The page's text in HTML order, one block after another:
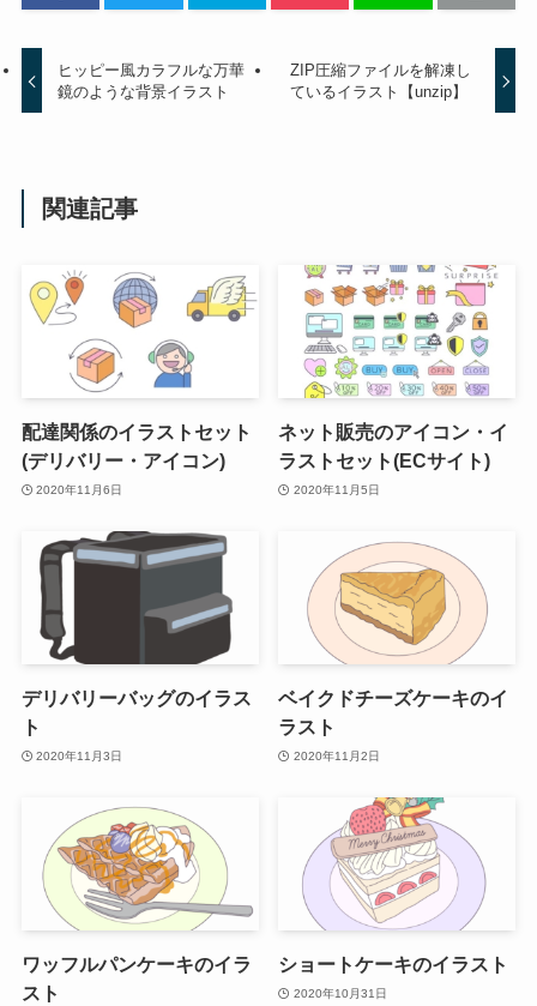
ヒッピー風カラフルな万華
鏡のような背景イラスト
ZIP圧縮ファイルを解凍し
ているイラスト【unzip】
関連記事
配達関係のイラストセット
(デリバリー・アイコン)
2020年11月6日
ネット販売のアイコン・イ
ラストセット(ECサイト)
2020年11月5日
デリバリーバッグのイラス
ト
2020年11月3日
ベイクドチーズケーキのイ
ラスト
2020年11月2日
ワッフルパンケーキのイラ
スト
ショートケーキのイラスト
2020年10月31日